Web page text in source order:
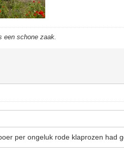
een schone zaak.
per ongeluk rode klaprozen had